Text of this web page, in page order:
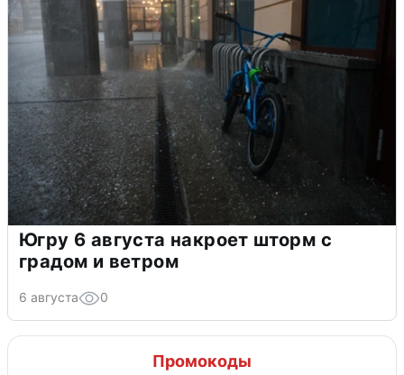
Югру 6 августа накроет шторм с
градом и ветром
6 августа 0
Промокоды